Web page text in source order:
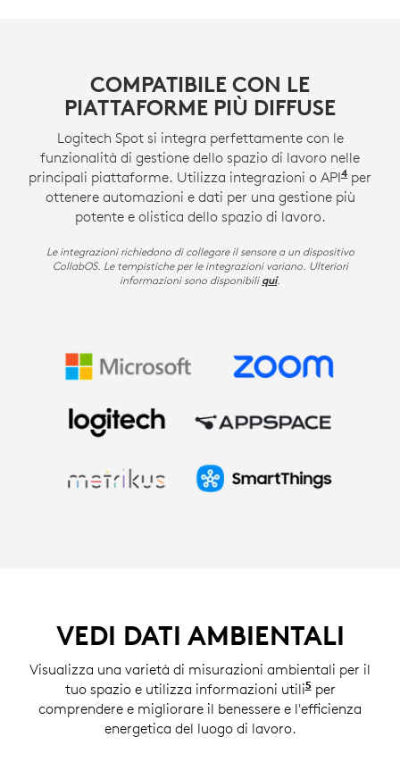
COMPATIBILE CON LE
PIATTAFORME PIÙ DIFFUSE
Logitech Spot si integra perfettamente con le
funzionalità di gestione dello spazio di lavoro nelle
principali piattaforme. Utilizza integrazioni o API4Le API
per
ottenere automazioni e dati per una gestione più
potente e olistica dello spazio di lavoro.
Le integrazioni richiedono di collegare il sensore a un dispositivo
CollabOS. Le tempistiche per le integrazioni variano. Ulteriori
informazioni sono disponibili qui.
VEDI DATI AMBIENTALI
Visualizza una varietà di misurazioni ambientali per il
tuo spazio e utilizza informazioni utili5Gli
per
comprendere e migliorare il benessere e l'efficienza
energetica del luogo di lavoro.